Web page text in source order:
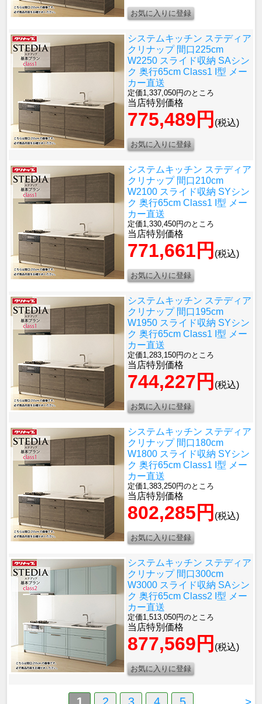
システムキッチン ステディア
クリナップ 間口225cm
W2250 スライド収納 SAシン
ク 奥行65cm Class1 I型 メー
カー直送
定価1,337,050円のところ
当店特別価格
775,489円 (税込)
システムキッチン ステディア
クリナップ 間口210cm
W2100 スライド収納 SYシン
ク 奥行65cm Class1 I型 メー
カー直送
定価1,330,450円のところ
当店特別価格
771,661円 (税込)
システムキッチン ステディア
クリナップ 間口195cm
W1950 スライド収納 SYシン
ク 奥行65cm Class1 I型 メー
カー直送
定価1,283,150円のところ
当店特別価格
744,227円 (税込)
システムキッチン ステディア
クリナップ 間口180cm
W1800 スライド収納 SYシン
ク 奥行65cm Class1 I型 メー
カー直送
定価1,383,250円のところ
当店特別価格
802,285円 (税込)
システムキッチン ステディア
クリナップ 間口300cm
W3000 スライド収納 SAシン
ク 奥行65cm Class2 I型 メー
カー直送
定価1,513,050円のところ
当店特別価格
877,569円 (税込)